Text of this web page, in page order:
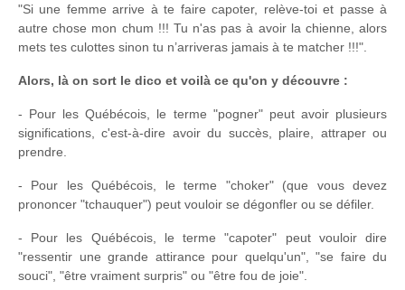
"Si une femme arrive à te faire capoter, relève-toi et passe à
autre chose mon chum !!! Tu n'as pas à avoir la chienne, alors
mets tes culottes sinon tu n’arriveras jamais à te matcher !!!".
Alors, là on sort le dico et voilà ce qu'on y découvre :
- Pour les Québécois, le terme "pogner" peut avoir plusieurs
significations, c'est-à-dire avoir du succès, plaire, attraper ou
prendre.
- Pour les Québécois, le terme "choker" (que vous devez
prononcer "tchauquer") peut vouloir se dégonfler ou se défiler.
- Pour les Québécois, le terme "capoter" peut vouloir dire
"ressentir une grande attirance pour quelqu'un", "se faire du
souci", "être vraiment surpris" ou "être fou de joie".